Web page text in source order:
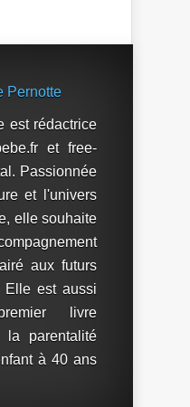
Pernotte
est rédactrice
et free-
Passionnée
et l'univers
elle souhaite
aux futurs
Elle est aussi
livre
parentalité
à 40 ans